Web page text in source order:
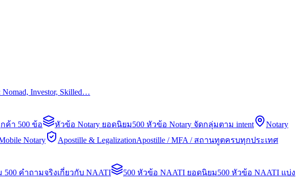
Investor, Skilled…
ค้า 500 ข้อ หัวข้อ Notary ยอดนิยม500 หัวข้อ Notary จัดกลุ่มตาม intent
Notary
Notary Apostille & LegalizationApostille / MFA / สถานทูตครบทุกประเทศ
500 คำถามจริงเกี่ยวกับ NAATI 500 หัวข้อ NAATI ยอดนิยม500 หัวข้อ NAATI แบ่ง